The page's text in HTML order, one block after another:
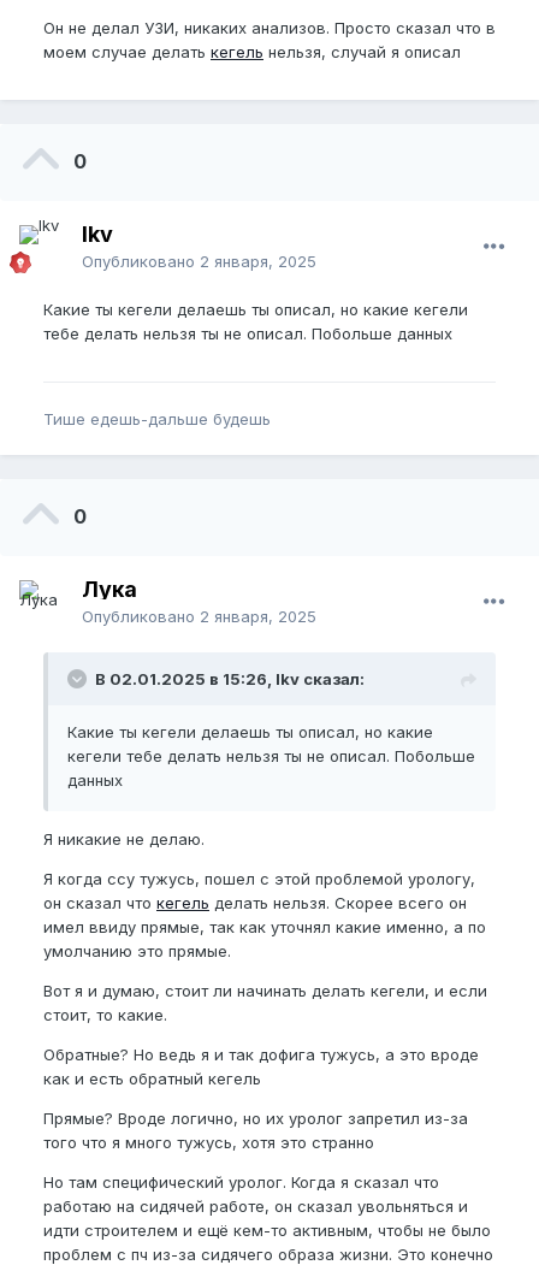
Он не делал УЗИ, никаких анализов. Просто сказал что в
моем случае делать кегель нельзя, случай я описал
0
lkv
Опубликовано 2 января, 2025
Какие ты кегели делаешь ты описал, но какие кегели
тебе делать нельзя ты не описал. Побольше данных
Тише едешь-дальше будешь
0
Лука
Опубликовано 2 января, 2025
В 02.01.2025 в 15:26, lkv сказал:
Какие ты кегели делаешь ты описал, но какие
кегели тебе делать нельзя ты не описал. Побольше
данных
Я никакие не делаю.
Я когда ссу тужусь, пошел с этой проблемой урологу,
он сказал что кегель делать нельзя. Скорее всего он
имел ввиду прямые, так как уточнял какие именно, а по
умолчанию это прямые.
Вот я и думаю, стоит ли начинать делать кегели, и если
стоит, то какие.
Обратные? Но ведь я и так дофига тужусь, а это вроде
как и есть обратный кегель
Прямые? Вроде логично, но их уролог запретил из-за
того что я много тужусь, хотя это странно
Но там специфический уролог. Когда я сказал что
работаю на сидячей работе, он сказал увольняться и
идти строителем и ещё кем-то активным, чтобы не было
проблем с пч из-за сидячего образа жизни. Это конечно